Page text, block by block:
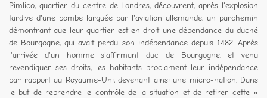
Pimlico, quartier du centre de Londres, découvrent, après l'explosion
tardive d'une bombe larguée par l'aviation allemande, un parchemin
démontrant que leur quartier est en droit une dépendance du duché
de Bourgogne, qui avait perdu son indépendance depuis 1482. Après
l'arrivée d'un homme s'affirmant duc de Bourgogne, et venu
revendiquer ses droits, les habitants proclament leur indépendance
par rapport au Royaume-Uni, devenant ainsi une micro-nation. Dans
le but de reprendre le contrôle de la situation et de retirer cette «